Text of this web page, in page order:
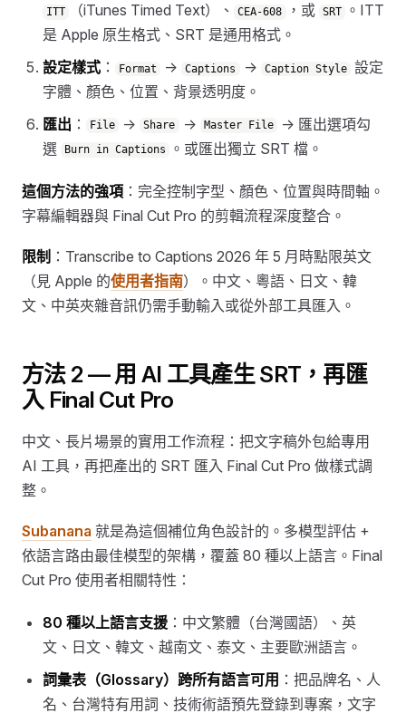
ITT （iTunes Timed Text）、 CEA-608 ，或 SRT
。ITT
是 Apple 原生格式、SRT 是通用格式。
設定樣式 ： Format → Captions → Caption Style 設定
字體、顏色、位置、背景透明度。
匯出 ： File → Share → Master File
→ 匯出選項勾
選
Burn in Captions 。或匯出獨立 SRT 檔。
這個方法的強項 ：完全控制字型、顏色、位置與時間軸。
字幕編輯器與 Final Cut Pro 的剪輯流程深度整合。
限制 ：Transcribe to Captions 2026 年 5 月時點限英文
（見 Apple 的使用者指南）。中文、粵語、日文、韓
文、中英夾雜音訊仍需手動輸入或從外部工具匯入。
方法 2 — 用 AI 工具產生 SRT，再匯
入 Final Cut Pro
中文、長片場景的實用工作流程：把文字稿外包給專用
AI 工具，再把產出的 SRT 匯入 Final Cut Pro 做樣式調
整。
Subanana 就是為這個補位角色設計的。多模型評估 +
依語言路由最佳模型的架構，覆蓋 80 種以上語言。Final
Cut Pro 使用者相關特性：
80 種以上語言支援 ：中文繁體（台灣國語）、英
文、日文、韓文、越南文、泰文、主要歐洲語言。
詞彙表（Glossary）跨所有語言可用 ：把品牌名、人
名、台灣特有用詞、技術術語預先登錄到專案，文字